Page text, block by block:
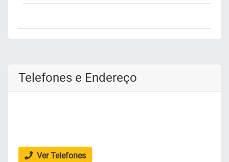
Telefones e Endereço
Ver Telefones